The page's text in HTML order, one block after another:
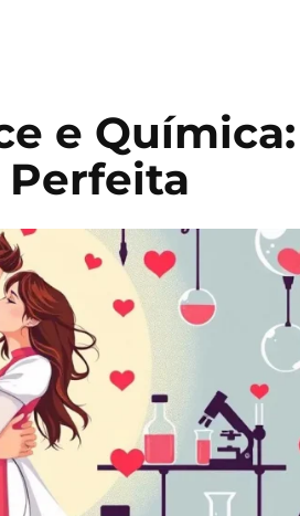
e Química:
Perfeita